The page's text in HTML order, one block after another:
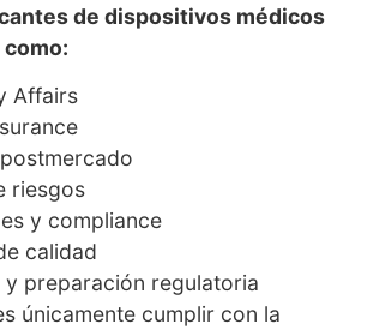
de dispositivos médicos
Affairs
riesgos
y compliance
calidad
y preparación regulatoria
únicamente cumplir con la